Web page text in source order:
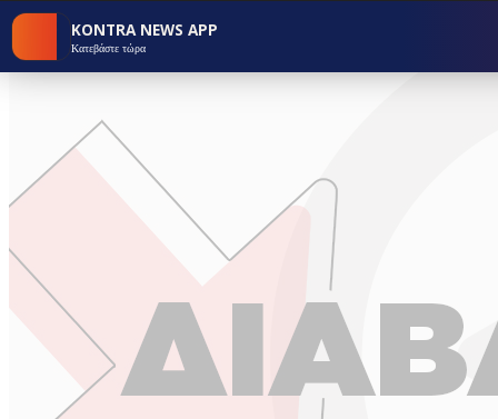
KONTRA NEWS APP
Κατεβάστε τώρα